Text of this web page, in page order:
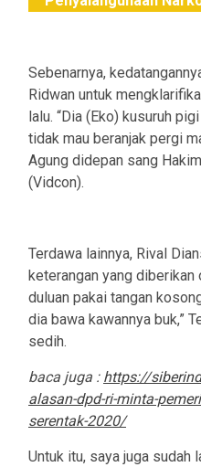
Sebenarnya,
Ridwan untuk
lalu. “Dia (Eko) kusuruh
tidak mau beranjak pergi
Agung didepan sang
(Vidcon).
Terdawa lainnya, Rival
keterangan yang diberikan
duluan pakai tangan
dia bawa kawannya buk,”
sedih.
baca juga : https://
alasan-dpd-ri-minta-
serentak-2020/
Untuk itu, saya juga sudah